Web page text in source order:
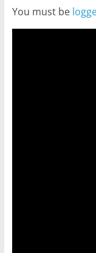
You must be